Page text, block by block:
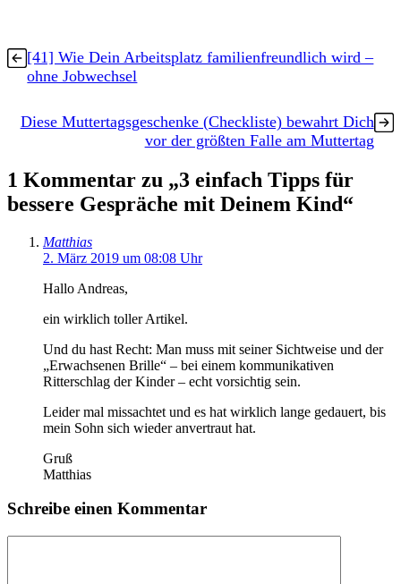
[41] Wie Dein Arbeitsplatz familienfreundlich wird –
ohne Jobwechsel
Diese Muttertagsgeschenke (Checkliste) bewahrt Dich
vor der größten Falle am Muttertag
1 Kommentar zu „3 einfach Tipps für
bessere Gespräche mit Deinem Kind“
Matthias
2. März 2019 um 08:08 Uhr
Hallo Andreas,
ein wirklich toller Artikel.
Und du hast Recht: Man muss mit seiner Sichtweise und der
„Erwachsenen Brille“ – bei einem kommunikativen
Ritterschlag der Kinder – echt vorsichtig sein.
Leider mal missachtet und es hat wirklich lange gedauert, bis
mein Sohn sich wieder anvertraut hat.
Gruß
Matthias
Schreibe einen Kommentar